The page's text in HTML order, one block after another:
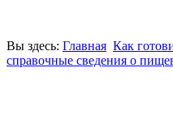
Вы здесь: Главная Как
справочные сведения о